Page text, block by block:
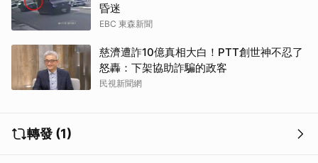
昏迷
EBC 東森新聞
慈濟遭詐10億真相大白！PTT創世神不忍了
怒轟：下架協助詐騙的政客
民視新聞網
轉發 (1)